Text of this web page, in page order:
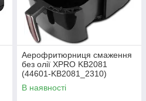
Аерофритюрниця смаження
без олії XPRO KB2081
(44601-KB2081_2310)
В наявності